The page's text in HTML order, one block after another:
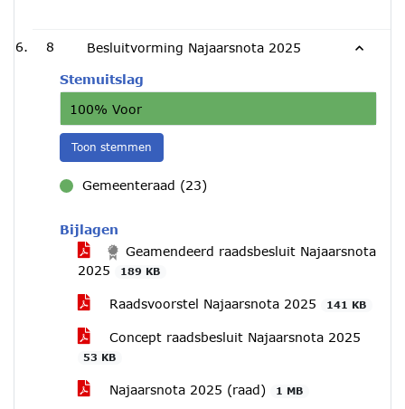
8 Besluitvorming Najaarsnota 2025
Stemuitslag
100% Voor
Toon stemmen
Gemeenteraad (23)
Bijlagen
Geamendeerd raadsbesluit Najaarsnota
2025
189 KB
Raadsvoorstel Najaarsnota 2025 141 KB
Concept raadsbesluit Najaarsnota 2025
53 KB
Najaarsnota 2025 (raad) 1 MB